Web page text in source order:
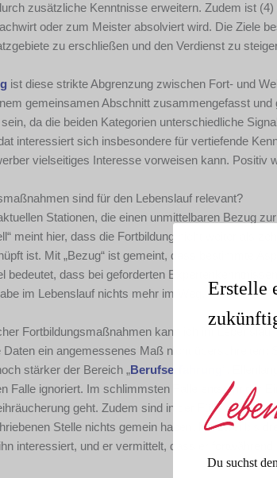
zusätzliche Kenntnisse erweitern. Zudem ist
oder zum Meister absolviert wird. Die Ziele
zu erschließen und den Verdienst zu
ist diese strikte Abgrenzung zwischen Fort- und
gemeinsamen Abschnitt zusammengefasst
da die beiden Kategorien unterschiedliche
interessiert sich insbesondere für vertiefende
vielseitiges Interesse vorweisen kann. Positiv
sind für den Lebenslauf relevant?
Stationen, die einen unmittelbaren Bezug
meint hier, dass die Fortbildung nicht weiter als
ist. Mit „Bezug“ ist gemeint, dass bestimmte
bedeutet, dass bei geforderten
im Lebenslauf nichts mehr im Weg.
Fortbildungsmaßnahmen kann ich im Lebenslauf
ein angemessenes Maß nicht überschreiten:
stärker der Bereich „Berufserfahrung
Falle ignoriert. Im schlimmsten Falle entsteht der
geht. Zudem sind in der Fülle der
Stelle nichts gemein haben. Mit zwei bis
interessiert, und er vermittelt, dass er fortwährend
Erstelle
Du suchst